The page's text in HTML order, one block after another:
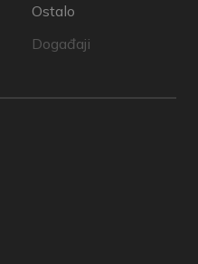
Ostalo
Događaji